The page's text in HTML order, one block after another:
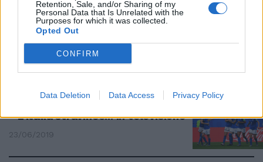
Retention, Sale, and/or Sharing of my
Personal Data that Is Unrelated with the
Purposes for which it was collected.
Opted Out
CONFIRM
Data Deletion Data Access Privacy Policy
VISITA
Festa azzurra con i giovani
malati del Bambino Gesù
L'Italia stravince... in televisione
23/06/2019